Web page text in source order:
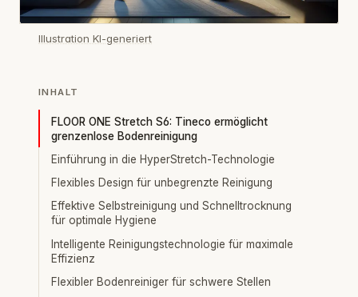
Illustration KI-generiert
INHALT
FLOOR ONE Stretch S6: Tineco ermöglicht
grenzenlose Bodenreinigung
Einführung in die HyperStretch-Technologie
Flexibles Design für unbegrenzte Reinigung
Effektive Selbstreinigung und Schnelltrocknung
für optimale Hygiene
Intelligente Reinigungstechnologie für maximale
Effizienz
Flexibler Bodenreiniger für schwere Stellen